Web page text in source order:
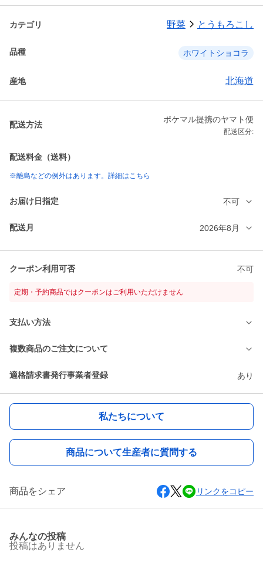
カテゴリ 野菜 とうもろこし
品種 ホワイトショコラ
産地 北海道
配送方法
ポケマル提携のヤマト便
配送区分:
配送料金（送料）
※離島などの例外はあります。詳細はこちら
お届け日指定 不可
配送月 2026年8月
クーポン利用可否 不可
定期・予約商品ではクーポンはご利用いただけません
支払い方法
複数商品のご注文について
適格請求書発行事業者登録 あり
私たちについて
商品について生産者に質問する
商品をシェア リンクをコピー
みんなの投稿
投稿はありません